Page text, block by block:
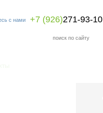
с нами +7 (926)271-93-10